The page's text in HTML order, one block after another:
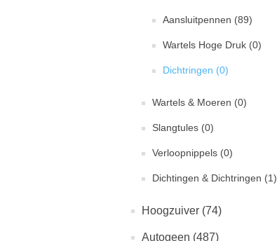
Aansluitpennen (89)
Wartels Hoge Druk (0)
Dichtringen (0)
Wartels & Moeren (0)
Slangtules (0)
Verloopnippels (0)
Dichtingen & Dichtringen (1)
Hoogzuiver (74)
Autogeen (487)